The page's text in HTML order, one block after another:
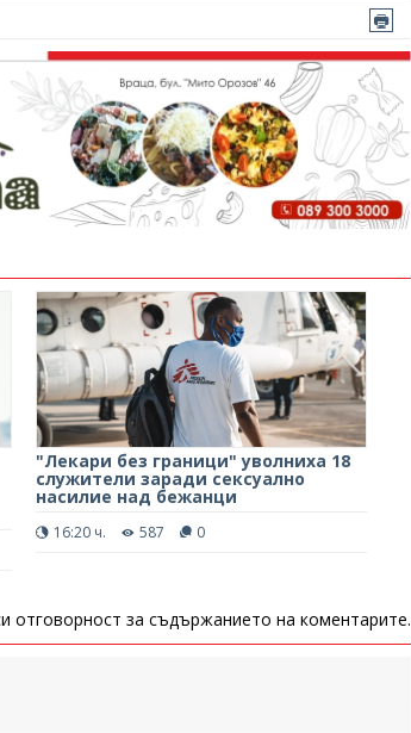
"Лекари без граници" уволниха 18
служители заради сексуално
насилие над бежанци
16:20 ч. 587 0
отговорност за съдържанието на коментарите.